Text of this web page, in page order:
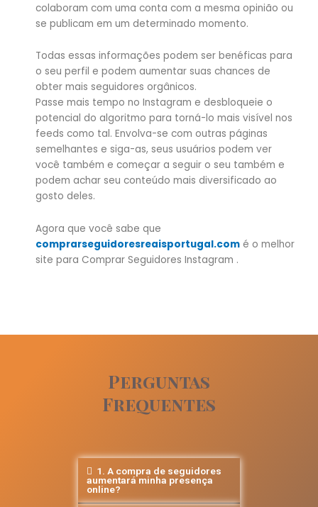
colaboram com uma conta com a mesma opinião ou
se publicam em um determinado momento.
Todas essas informações podem ser benéficas para
o seu perfil e podem aumentar suas chances de
obter mais seguidores orgânicos.
Passe mais tempo no Instagram e desbloqueie o
potencial do algoritmo para torná-lo mais visível nos
feeds como tal. Envolva-se com outras páginas
semelhantes e siga-as, seus usuários podem ver
você também e começar a seguir o seu também e
podem achar seu conteúdo mais diversificado ao
gosto deles.
Agora que você sabe que
comprarseguidoresreaisportugal.com é o melhor
site para Comprar Seguidores Instagram .
Perguntas
Frequentes
1. A compra de seguidores
aumentará minha presença
online?